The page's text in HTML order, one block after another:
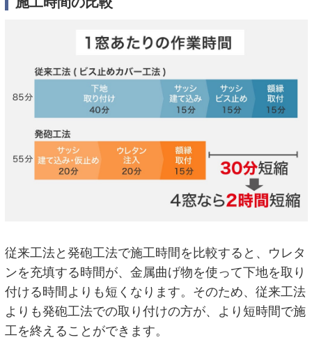
従来工法と発砲工法で施工時間を比較すると、ウレタ
ンを充填する時間が、金属曲げ物を使って下地を取り
付ける時間よりも短くなります。そのため、従来工法
よりも発砲工法での取り付けの方が、より短時間で施
工を終えることができます。